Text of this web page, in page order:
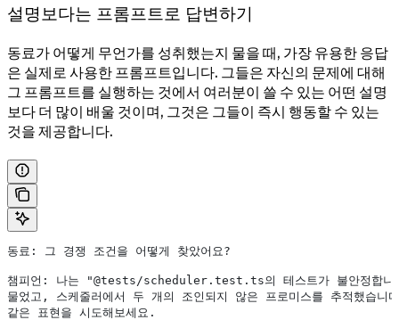
설명보다는 프롬프트로 답변하기
동료가 어떻게 무언가를 성취했는지 물을 때, 가장 유용한 응답
은 실제로 사용한 프롬프트입니다. 그들은 자신의 문제에 대해
그 프롬프트를 실행하는 것에서 여러분이 쓸 수 있는 어떤 설명
보다 더 많이 배울 것이며, 그것은 그들이 즉시 행동할 수 있는
것을 제공합니다.
동료: 그 경쟁 조건을 어떻게 찾았어요?
챔피언: 나는 "@tests/scheduler.test.ts의 테스트가 불안정합니
물었고, 스케줄러에서 두 개의 조인되지 않은 프로미스를 추적했습니
같은 표현을 시도해보세요.